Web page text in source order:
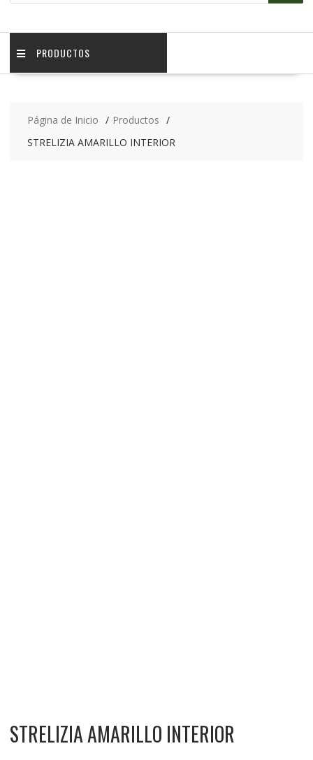
PRODUCTOS
Página de Inicio
Productos
STRELIZIA AMARILLO INTERIOR
STRELIZIA AMARILLO INTERIOR